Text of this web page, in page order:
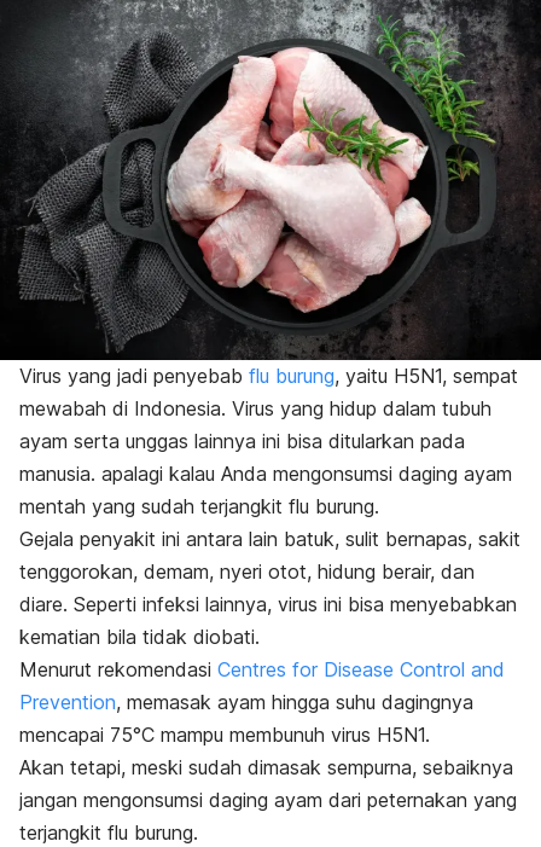
Virus yang jadi penyebab flu burung, yaitu H5N1, sempat
mewabah di Indonesia. Virus yang hidup dalam tubuh
ayam serta unggas lainnya ini bisa ditularkan pada
manusia. apalagi kalau Anda mengonsumsi daging ayam
mentah yang sudah terjangkit flu burung.
Gejala penyakit ini antara lain batuk, sulit bernapas, sakit
tenggorokan, demam, nyeri otot, hidung berair, dan
diare. Seperti infeksi lainnya, virus ini bisa menyebabkan
kematian bila tidak diobati.
Menurut rekomendasi Centres for Disease Control and
Prevention, memasak ayam hingga suhu dagingnya
mencapai 75°C mampu membunuh virus H5N1.
Akan tetapi, meski sudah dimasak sempurna, sebaiknya
jangan mengonsumsi daging ayam dari peternakan yang
terjangkit flu burung.